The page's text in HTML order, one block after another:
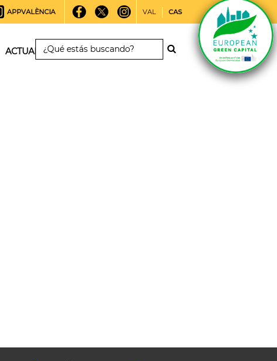
APPVALÈNCIA VAL CAS
ACTUALIDAD